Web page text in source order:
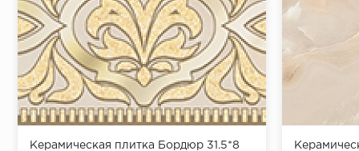
Керамическая плитка Бордюр 31.5*8